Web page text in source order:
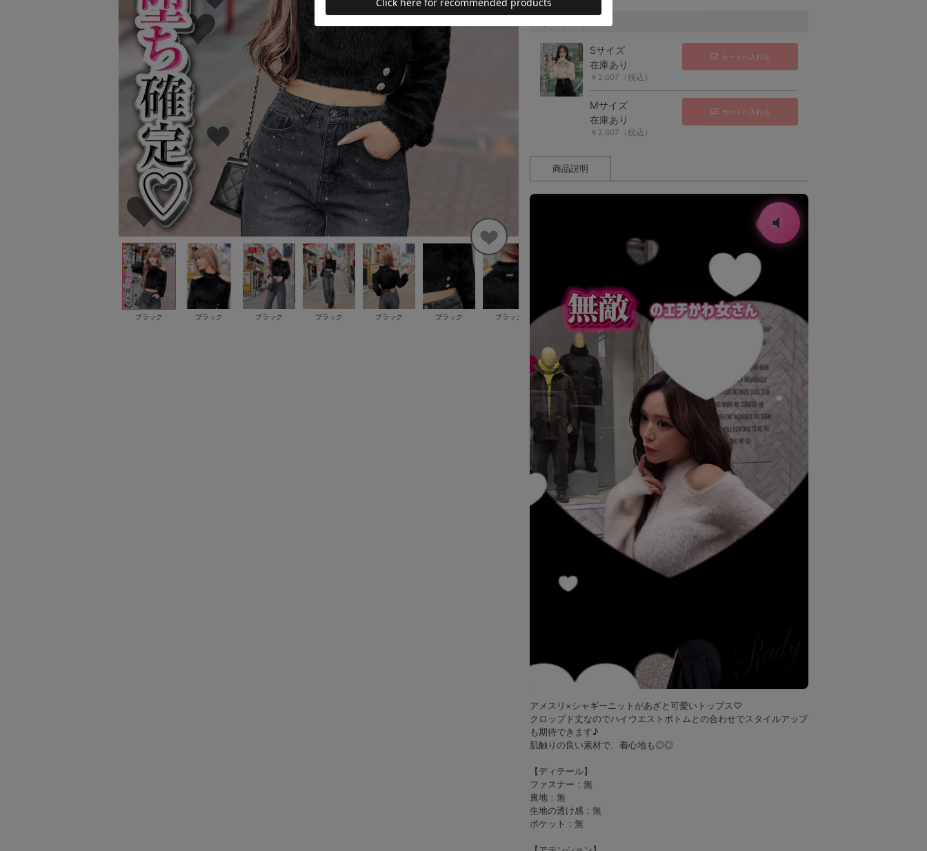
ブラック ブラック ブラック ブラック ブラック ブラック ブラック ブラック ブラック ブラック ブラック ブラック
Sサイズ
在庫あり
￥2,607（税込）
カートへ入れる
Mサイズ
在庫あり
￥2,607（税込）
カートへ入れる
商品説明
アメスリ×シャギーニットがあざと可愛いトップス♡
クロップド丈なのでハイウエストボトムとの合わせでスタイルアップ
も期待できます♪
肌触りの良い素材で、着心地も◎◎
【ディテール】
ファスナー：無
裏地：無
生地の透け感：無
ポケット：無